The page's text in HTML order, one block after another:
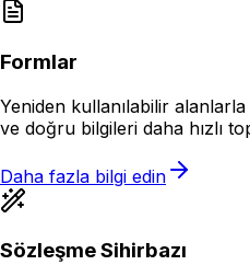
Formlar
Yeniden kullanılabilir
ve doğru bilgileri daha hızlı
Daha fazla bilgi edin
Sözleşme Sihirbazı